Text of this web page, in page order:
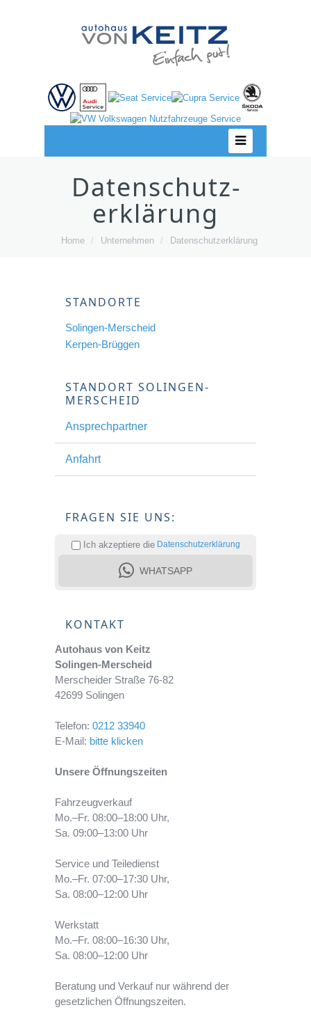
Datenschutz­
erklärung
Home / Unternehmen / Datenschutz­erklärung
STANDORTE
Solingen-Merscheid
Kerpen-Brüggen
STANDORT SOLINGEN-
MERSCHEID
Ansprechpartner
Anfahrt
FRAGEN SIE UNS:
Ich akzeptiere die Datenschutzerklärung
WHATSAPP
KONTAKT
Autohaus von Keitz
Solingen-Merscheid
Merscheider Straße 76-82
42699 Solingen
Telefon: 0212 33940
E-Mail: bitte klicken
Unsere Öffnungszeiten
Fahrzeugverkauf
Mo.–Fr. 08:00–18:00 Uhr,
Sa. 09:00–13:00 Uhr
Service und Teiledienst
Mo.–Fr. 07:00–17:30 Uhr,
Sa. 08:00–12:00 Uhr
Werkstatt
Mo.–Fr. 08:00–16:30 Uhr,
Sa. 08:00–12:00 Uhr
Beratung und Verkauf nur während der
gesetzlichen Öffnungszeiten.